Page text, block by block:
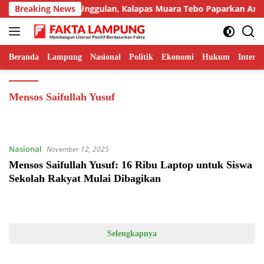
Langsung
ke
konten
Breaking News
Inovasi Unggulan, Kalapas Muara Tebo Paparkan Anev
Beranda Lampung Nasional Politik Ekonomi Hukum
Mensos Saifullah Yusuf
Nasional November 12, 2025
Mensos Saifullah Yusuf: 16 Ribu Laptop untuk Siswa
Sekolah Rakyat Mulai Dibagikan
Selengkapnya